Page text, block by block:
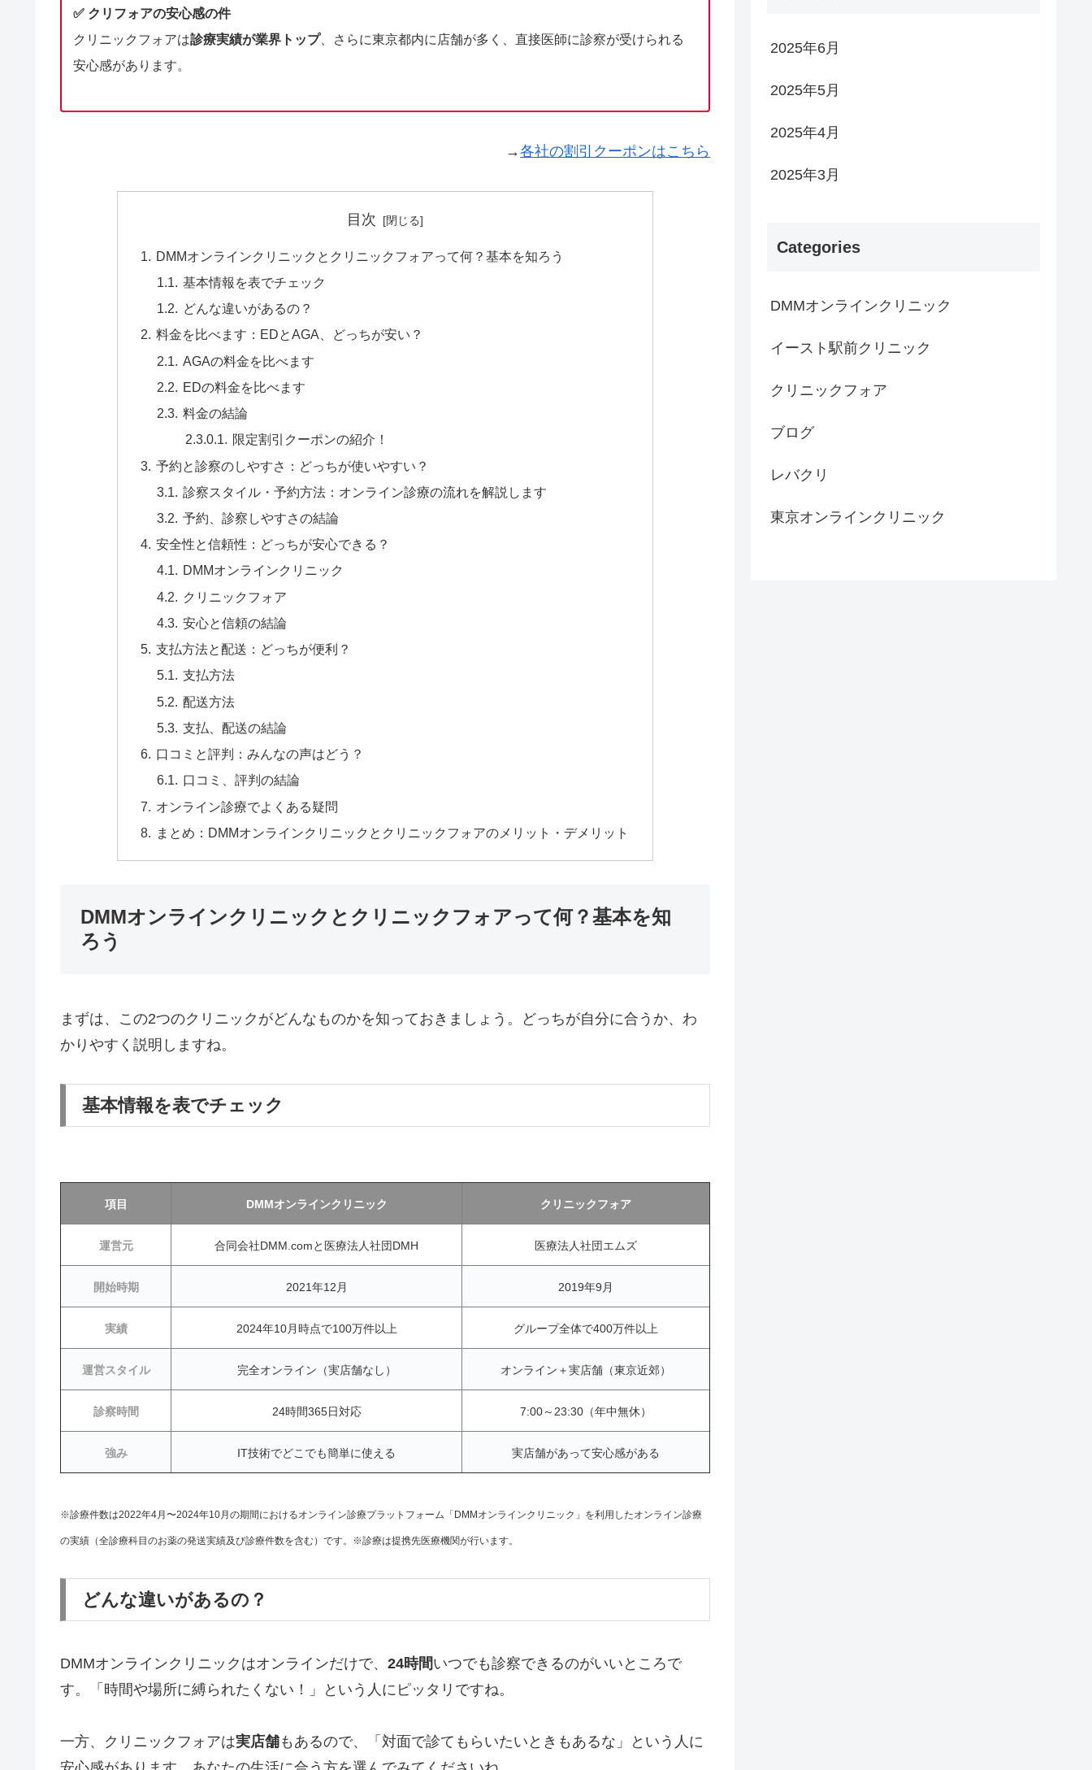
✅ クリフォアの安心感の件
クリニックフォアは診療実績が業界トップ、さらに東京都内に店舗が多く、直接医師に診察が受けられる
安心感があります。
→各社の割引クーポンはこちら
目次
DMMオンラインクリニックとクリニックフォアって何？基本を知ろう
基本情報を表でチェック
どんな違いがあるの？
料金を比べます：EDとAGA、どっちが安い？
AGAの料金を比べます
EDの料金を比べます
料金の結論
限定割引クーポンの紹介！
予約と診察のしやすさ：どっちが使いやすい？
診察スタイル・予約方法：オンライン診療の流れを解説します
予約、診察しやすさの結論
安全性と信頼性：どっちが安心できる？
DMMオンラインクリニック
クリニックフォア
安心と信頼の結論
支払方法と配送：どっちが便利？
支払方法
配送方法
支払、配送の結論
口コミと評判：みんなの声はどう？
口コミ、評判の結論
オンライン診療でよくある疑問
まとめ：DMMオンラインクリニックとクリニックフォアのメリット・デメリット
DMMオンラインクリニックとクリニックフォアって何？基本を知
ろう
まずは、この2つのクリニックがどんなものかを知っておきましょう。どっちが自分に合うか、わ
かりやすく説明しますね。
基本情報を表でチェック
項目 DMMオンラインクリニック クリニックフォア
運営元 合同会社DMM.comと医療法人社団DMH 医療法人社団エムズ
開始時期 2021年12月 2019年9月
実績 2024年10月時点で100万件以上 グループ全体で400万件以上
運営スタイル 完全オンライン（実店舗なし） オンライン＋実店舗（東京近郊）
診察時間 24時間365日対応 7:00～23:30（年中無休）
強み IT技術でどこでも簡単に使える 実店舗があって安心感がある
※診療件数は2022年4月〜2024年10月の期間におけるオンライン診療プラットフォーム「DMMオンラインクリニック」を利用したオンライン診療
の実績（全診療科目のお薬の発送実績及び診療件数を含む）です。※診療は提携先医療機関が行います。
どんな違いがあるの？
DMMオンラインクリニックはオンラインだけで、 24時間いつでも診察できるのがいいところで
す。「時間や場所に縛られたくない！」という人にピッタリですね。
一方、クリニックフォアは実店舗もあるので、「対面で診てもらいたいときもあるな」という人に
2025年6月
2025年5月
2025年4月
2025年3月
Categories
DMMオンラインクリニック
イースト駅前クリニック
クリニックフォア
ブログ
レバクリ
東京オンラインクリニック